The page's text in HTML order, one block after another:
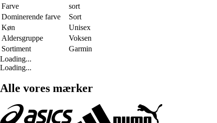
Farve
sort
Dominerende farve
Sort
Køn
Unisex
Aldersgruppe
Voksen
Sortiment
Garmin
Loading...
Loading...
Alle vores mærker